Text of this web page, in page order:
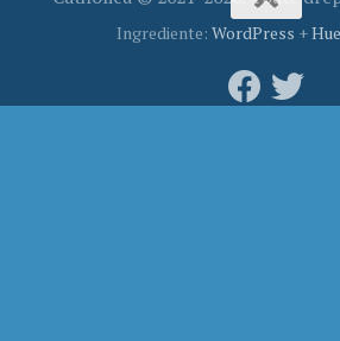
Ingrediente: WordPress +